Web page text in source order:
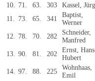
10. 71. 63. 303 Kassel,
11. 73. 65. 341
Baptist,
Werner
12. 78. 70. 282
Schneider,
Manfred
13. 90. 81. 202
Ernst,
Hubert
14. 97. 88. 225
Wohnhaas,
Emil